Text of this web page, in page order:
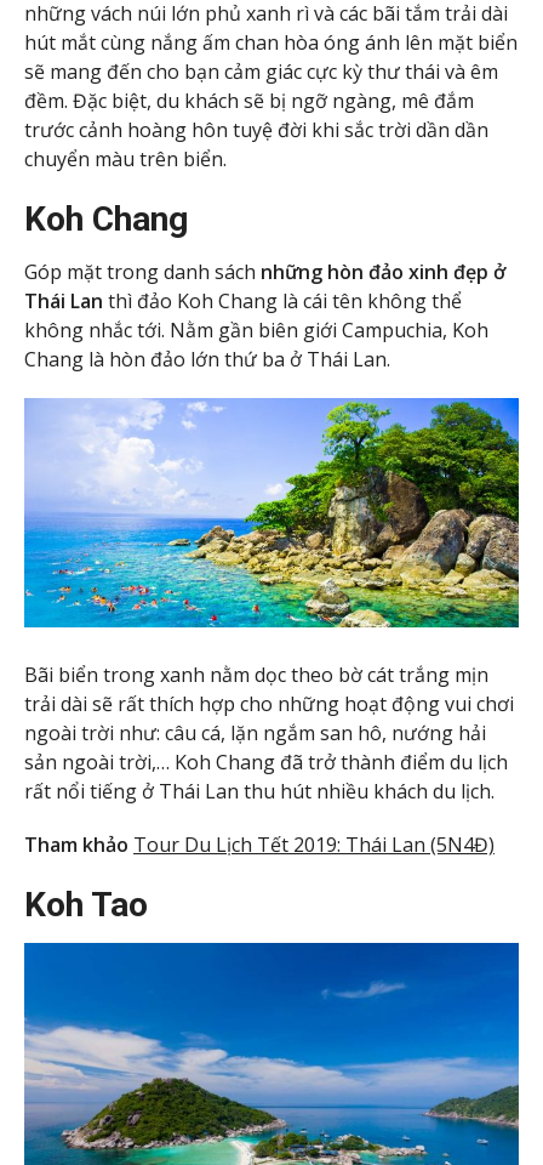
những vách núi lớn phủ xanh rì và các bãi tắm trải dài
hút mắt cùng nắng ấm chan hòa óng ánh lên mặt biển
sẽ mang đến cho bạn cảm giác cực kỳ thư thái và êm
đềm. Đặc biệt, du khách sẽ bị ngỡ ngàng, mê đắm
trước cảnh hoàng hôn tuyệ đời khi sắc trời dần dần
chuyển màu trên biển.
Koh Chang
Góp mặt trong danh sách những hòn đảo xinh đẹp ở
Thái Lan thì đảo Koh Chang là cái tên không thể
không nhắc tới. Nằm gần biên giới Campuchia, Koh
Chang là hòn đảo lớn thứ ba ở Thái Lan.
Bãi biển trong xanh nằm dọc theo bờ cát trắng mịn
trải dài sẽ rất thích hợp cho những hoạt động vui chơi
ngoài trời như: câu cá, lặn ngắm san hô, nướng hải
sản ngoài trời,… Koh Chang đã trở thành điểm du lịch
rất nổi tiếng ở Thái Lan thu hút nhiều khách du lịch.
Tham khảo Tour Du Lịch Tết 2019: Thái Lan (5N4Đ)
Koh Tao